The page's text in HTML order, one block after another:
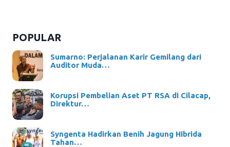
POPULAR
Sumarno: Perjalanan Karir Gemilang dari
Auditor Muda…
Korupsi Pembelian Aset PT RSA di Cilacap,
Direktur…
Syngenta Hadirkan Benih Jagung Hibrida
Tahan…